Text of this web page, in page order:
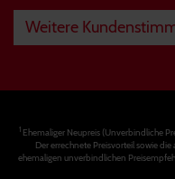
Weitere
1Ehemaliger Neupreis (Unverbindliche
Der errechnete Preisvorteil sowie
ehemaligen unverbindlichen